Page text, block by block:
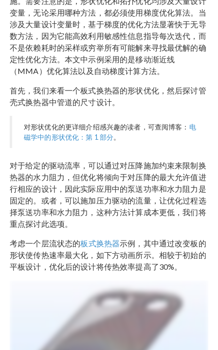
变量，无论采用哪种方法，都必须使用梯度优化算法。当
涉及大量设计变量时，基于梯度的优化方法显著快于无导
数方法，因为它能高效利用敏感性信息指导每次迭代，而
不是依赖耗时的采样或穷举所有可能解来寻找最优解的确
定性优化方法。本文中示例采用的是移动渐近线
（MMA）优化算法以及自动梯度计算方法。
首先，我们来看一个板式换热器的形状优化，然后探讨管
壳式换热器中管道的尺寸设计。
对形状优化的更详细介绍感兴趣的读者，可查阅博客： 电
磁学中的形状优化：第 1 部分。
对于给定的驱动流率，可以通过对压降施加约束来限制换
热器的水力阻力，但优化将倾向于对压降的最大允许值进
行相应的设计，因此实际应用中的泵送功率和水力阻力是
固定的。或者，可以施加压力驱动的流量，让优化过程选
择泵送功率和水力阻力，这种方法计算成本更低，我们将
重点探讨此选项。
考虑一个层流状态的板式换热器示例，其中通过改变板的
形状使传热速率最大化，如下方动画所示。相较于初始的
平板设计，优化后的设计将传热效率提高了30%。